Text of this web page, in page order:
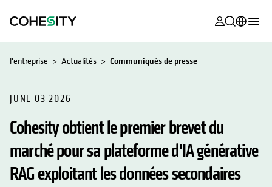
s’ouvre
s’ouvre
s’ouvre
Assistance
s’ouvre
s’ouvre
s’ouvre
s’ouvre
s’ouvre
日本語 (Japan)
Português (Brazil)
한국어 (South
l'entreprise Actualités Communiqués de presse
JUNE 03 2026
Cohesity obtient le premier brevet du
marché pour sa plateforme d'IA générative
RAG exploitant les données secondaires